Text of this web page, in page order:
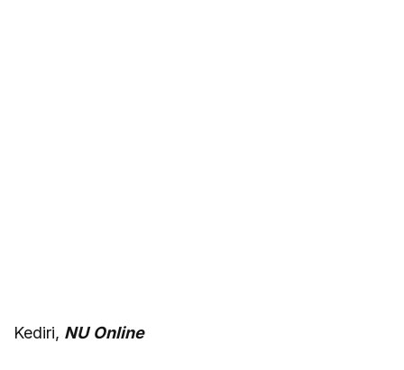
Kediri, NU Online